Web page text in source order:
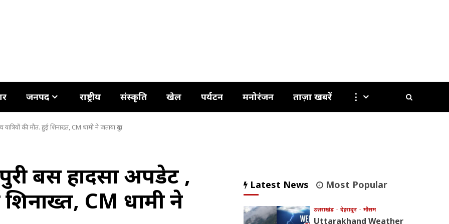
जनपद राष्ट्रीय संस्कृति खेल पर्यटन मनोरंजन ताज़ा खबरें ⋮
की मौत. हुई शिनाख्त, CM धामी ने जताया दुख
बस हादसा अपडेट ,
शिनाख्त, CM धामी ने
Latest News Most Popular
उत्तराखंड देहरादून मौसम
Uttarakhand Weather